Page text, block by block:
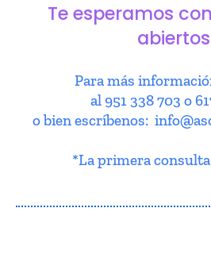
Te esperamos
Para más
al 951 338 703 o
o bien escríbenos:
*La primera